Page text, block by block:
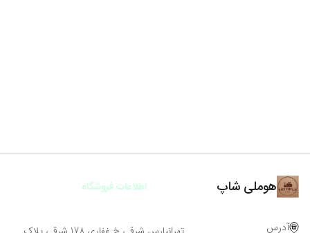
هوملی شاپ اطلاعات فروشگاه
آدرس